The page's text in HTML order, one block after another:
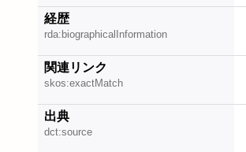
経歴
rda:biographicalInformation
関連リンク
skos:exactMatch
出典
dct:source